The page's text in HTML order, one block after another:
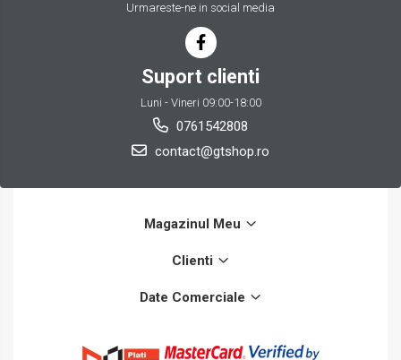
Urmareste-ne in social media
Suport clienti
Luni - Vineri 09:00-18:00
0761542808
contact@gtshop.ro
Magazinul Meu
Clienti
Date Comerciale